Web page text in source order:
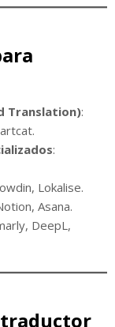
Translation):
:
Lokalise.
Asana.
DeepL,
traductor